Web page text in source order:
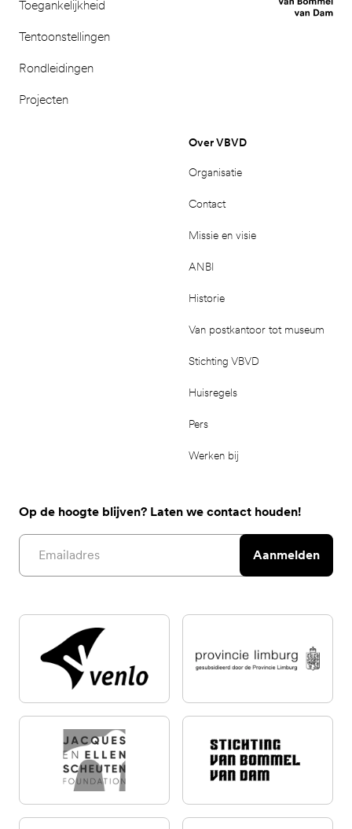
Toegankelijkheid
Tentoonstellingen
Rondleidingen
Projecten
Over VBVD
Organisatie
Contact
Missie en visie
ANBI
Historie
Van postkantoor tot museum
Stichting VBVD
Huisregels
Pers
Werken bij
Op de hoogte blijven? Laten we contact houden!
Email address
Aanmelden